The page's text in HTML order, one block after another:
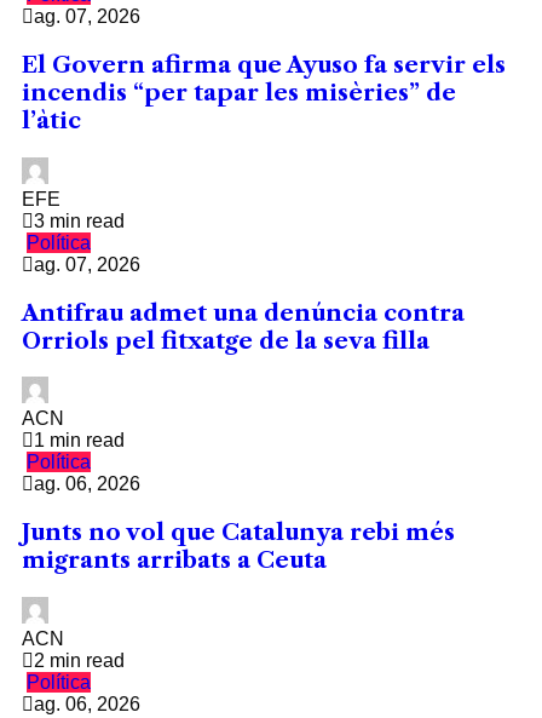
ag. 07, 2026
El Govern afirma que Ayuso fa servir els
incendis “per tapar les misèries” de
l’àtic
EFE
3 min read
Política
ag. 07, 2026
Antifrau admet una denúncia contra
Orriols pel fitxatge de la seva filla
ACN
1 min read
Política
ag. 06, 2026
Junts no vol que Catalunya rebi més
migrants arribats a Ceuta
ACN
2 min read
Política
ag. 06, 2026